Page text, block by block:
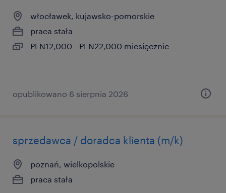
włocławek, kujawsko-pomorskie
praca stała
PLN12,000 - PLN22,000 miesięcznie
opublikowano 6 sierpnia 2026
sprzedawca / doradca klienta (m/k)
poznań, wielkopolskie
praca stała